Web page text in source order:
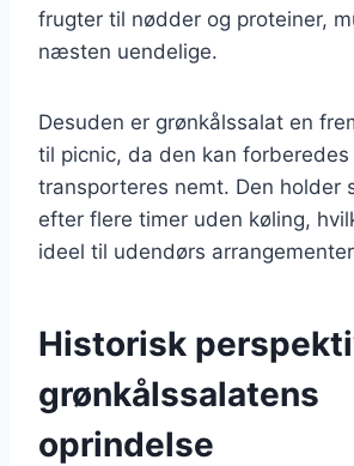
frugter til nødder og proteiner,
næsten uendelige.
Desuden er grønkålssalat en
til picnic, da den kan
transporteres nemt. Den holder
efter flere timer uden køling,
ideel til udendørs
Historisk
grønkålssalatens
oprindelse